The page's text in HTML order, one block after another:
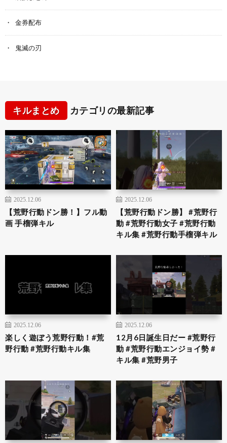
金券配布
鬼滅の刃
キルまとめ カテゴリの最新記事
2025.12.06
【荒野行動ドン勝！】フル動
画 手榴弾キル
2025.12.06
【荒野行動ドン勝】 #荒野行
動 #荒野行動女子 #荒野行動
キル集 #荒野行動手榴弾キル
2025.12.06
楽しく遊ぼう荒野行動！#荒
野行動 #荒野行動キル集
2025.12.06
12月6日誕生日だー #荒野行
動 #荒野行動エンジョイ勢 #
キル集 #荒野男子